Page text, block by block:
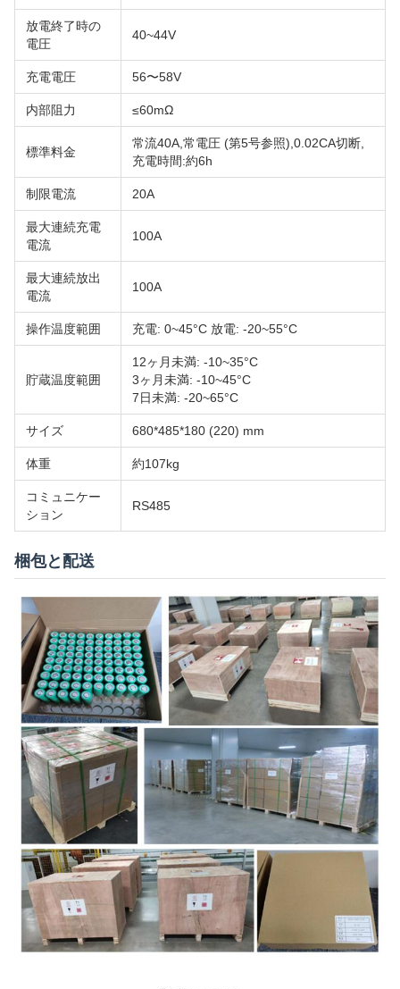
放電終了時の
電圧
40~44V
充電電圧 56〜58V
内部阻力 ≤60mΩ
標準料金
常流40A,常電圧 (第5号参照),0.02CA切断,
充電時間:約6h
制限電流 20A
最大連続充電
電流
100A
最大連続放出
電流
100A
操作温度範囲 充電: 0~45°C 放電: -20~55°C
貯蔵温度範囲
12ヶ月未満: -10~35°C
3ヶ月未満: -10~45°C
7日未満: -20~65°C
サイズ 680*485*180 (220) mm
体重 約107kg
コミュニケー
ション
RS485
梱包と配送